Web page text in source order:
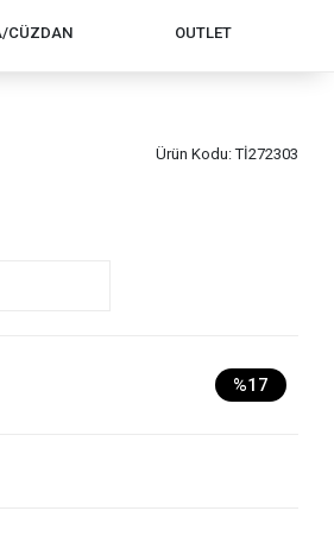
CÜZDAN OUTLET
Ürün Kodu:Tİ272303
%17